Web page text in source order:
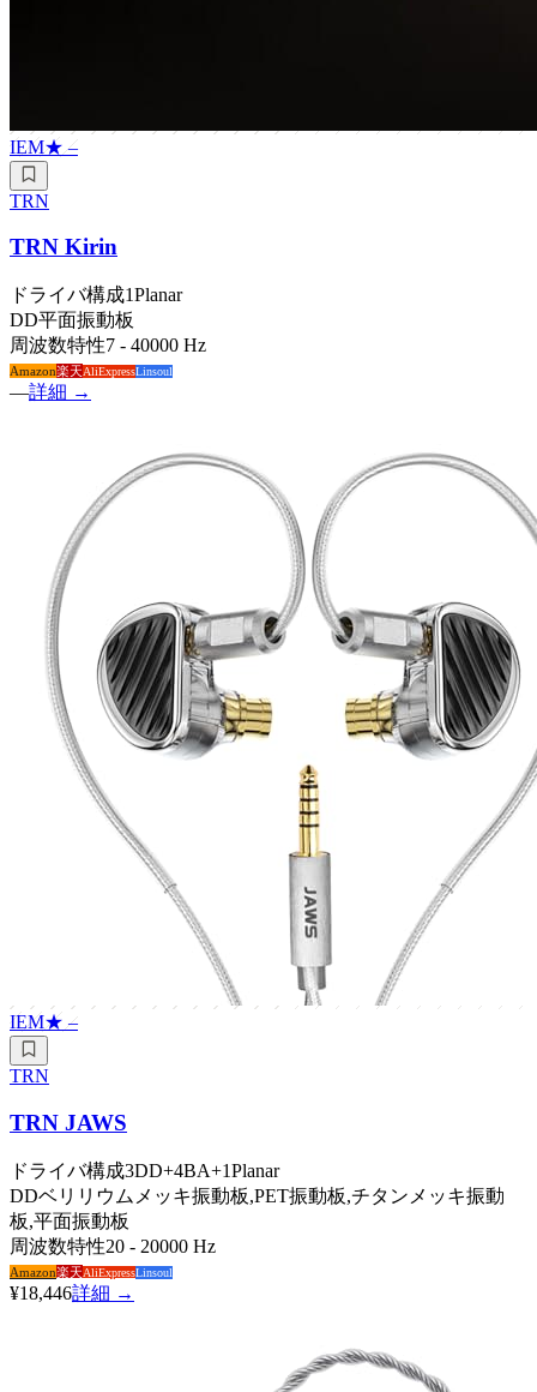
IEM★–
TRN
TRN Kirin
ドライバ構成1Planar
DD平面振動板
周波数特性7 - 40000 Hz
Amazon楽天AliExpressLinsoul
—詳細 →
IEM★–
TRN
TRN JAWS
ドライバ構成3DD+4BA+1Planar
DDベリリウムメッキ振動板,PET振動板,チタンメッキ振動
板,平面振動板
周波数特性20 - 20000 Hz
Amazon楽天AliExpressLinsoul
¥18,446詳細 →